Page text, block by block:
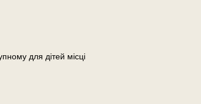
для дітей місці